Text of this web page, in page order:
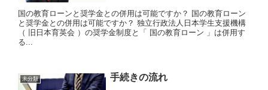
国の教育ローンと奨学金との併用は可能ですか？ 国の教育ローン
と奨学金との併用は可能ですか？ 独立行政法人日本学生支援機構
（ 旧日本育英会 ）の奨学金制度と「 国の教育ローン 」は併用す
る...
未分類 手続きの流れ